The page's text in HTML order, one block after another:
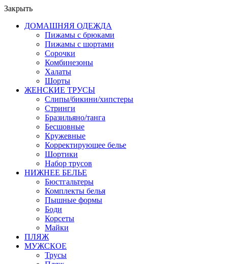
Закрыть
ДОМАШНЯЯ ОДЕЖДА
Пижамы с брюками
Пижамы с шортами
Сорочки
Комбинезоны
Халаты
Шорты
ЖЕНСКИЕ ТРУСЫ
Слипы/бикини/хипстеры
Стринги
Бразильяно/танга
Бесшовные
Кружевные
Корректирующее белье
Шортики
Набор трусов
НИЖНЕЕ БЕЛЬЕ
Бюстгальтеры
Комплекты белья
Пышные формы
Боди
Корсеты
Майки
ПЛЯЖ
МУЖСКОЕ
Трусы